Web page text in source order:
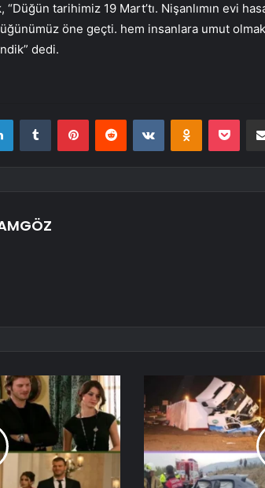
“Düğün tarihimiz 19 Mart’tı. Nişanlımın evi
öne geçti. hem insanlara umut
dedi.
LinkedInTumblr PinterestReddit VKontakteOdnoklassniki